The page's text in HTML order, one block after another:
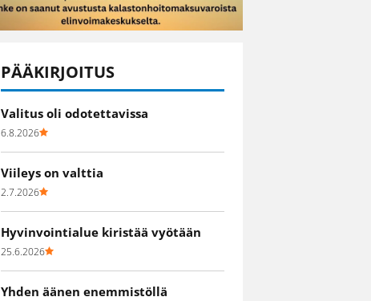
PÄÄKIRJOITUS
Valitus oli odotettavissa
6.8.2026
Viileys on valttia
2.7.2026
Hyvinvointialue kiristää vyötään
25.6.2026
Yhden äänen enemmistöllä